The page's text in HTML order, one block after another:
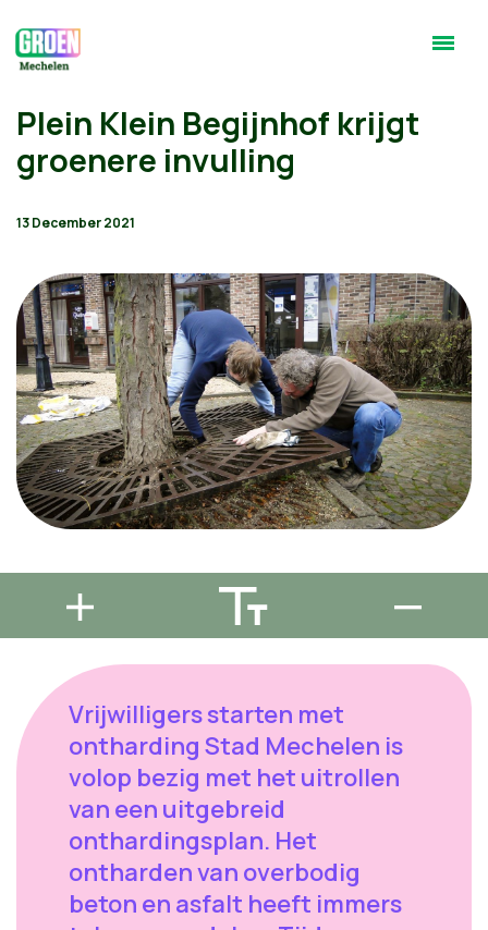
Plein Klein Begijnhof krijgt
groenere invulling
13 December 2021
Vrijwilligers starten met
ontharding Stad Mechelen is
volop bezig met het uitrollen
van een uitgebreid
onthardingsplan. Het
ontharden van overbodig
beton en asfalt heeft immers